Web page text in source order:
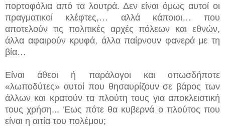
πορτοφόλια από τα λουτρά. Δεν είναι όμως αυτοί οι
πραγματικοί κλέφτες,… αλλά κάποιοι… που
αποτελούν τις πολιτικές αρχές πόλεων και εθνών,
άλλα αφαιρούν κρυφά, άλλα παίρνουν φανερά με τη
βία…
Είναι άθεοι ή παράλογοι και οπωσδήποτε
«λωποδύτες» αυτοί που θησαυρίζουν σε βάρος των
άλλων και κρατούν τα πλούτη τους για αποκλειστική
τους χρήση... Έως πότε θα κυβερνά ο πλούτος που
είναι η αιτία του πολέμου;